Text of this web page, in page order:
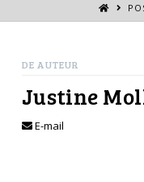
DE AUTEUR
Justine
E-mail